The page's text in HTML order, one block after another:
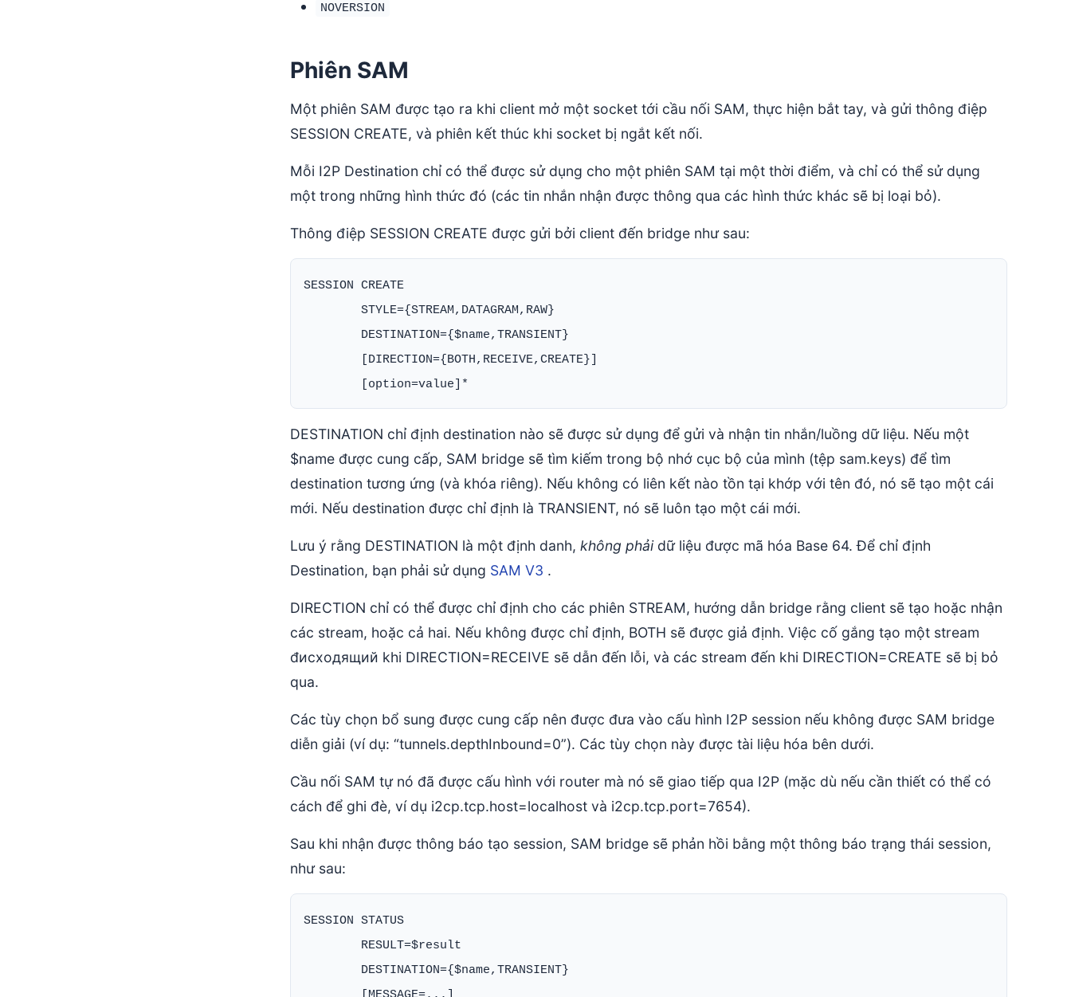
NOVERSION
Phiên SAM
Một phiên SAM được tạo ra khi client mở một socket tới cầu nối SAM, thực hiện bắt tay, và gửi thông điệp
SESSION CREATE, và phiên kết thúc khi socket bị ngắt kết nối.
Mỗi I2P Destination chỉ có thể được sử dụng cho một phiên SAM tại một thời điểm, và chỉ có thể sử dụng
một trong những hình thức đó (các tin nhắn nhận được thông qua các hình thức khác sẽ bị loại bỏ).
Thông điệp SESSION CREATE được gửi bởi client đến bridge như sau:
SESSION CREATE
        STYLE={STREAM,DATAGRAM,RAW}
        DESTINATION={$name,TRANSIENT}
        [DIRECTION={BOTH,RECEIVE,CREATE}]
DESTINATION chỉ định destination nào sẽ được sử dụng để gửi và nhận tin nhắn/luồng dữ liệu. Nếu một
$name được cung cấp, SAM bridge sẽ tìm kiếm trong bộ nhớ cục bộ của mình (tệp sam.keys) để tìm
destination tương ứng (và khóa riêng). Nếu không có liên kết nào tồn tại khớp với tên đó, nó sẽ tạo một cái
mới. Nếu destination được chỉ định là TRANSIENT, nó sẽ luôn tạo một cái mới.
Lưu ý rằng DESTINATION là một định danh, không phảidữ liệu được mã hóa Base 64. Để chỉ định
Destination, bạn phải sử dụng SAM V3 .
DIRECTION chỉ có thể được chỉ định cho các phiên STREAM, hướng dẫn bridge rằng client sẽ tạo hoặc nhận
các stream, hoặc cả hai. Nếu không được chỉ định, BOTH sẽ được giả định. Việc cố gắng tạo một stream
đисходящий khi DIRECTION=RECEIVE sẽ dẫn đến lỗi, và các stream đến khi DIRECTION=CREATE sẽ bị bỏ
qua.
Các tùy chọn bổ sung được cung cấp nên được đưa vào cấu hình I2P session nếu không được SAM bridge
diễn giải (ví dụ: “tunnels.depthInbound=0”). Các tùy chọn này được tài liệu hóa bên dưới.
Cầu nối SAM tự nó đã được cấu hình với router mà nó sẽ giao tiếp qua I2P (mặc dù nếu cần thiết có thể có
cách để ghi đè, ví dụ i2cp.tcp.host=localhost và i2cp.tcp.port=7654).
Sau khi nhận được thông báo tạo session, SAM bridge sẽ phản hồi bằng một thông báo trạng thái session,
như sau:
SESSION STATUS
        RESULT=$result
        DESTINATION={$name,TRANSIENT}